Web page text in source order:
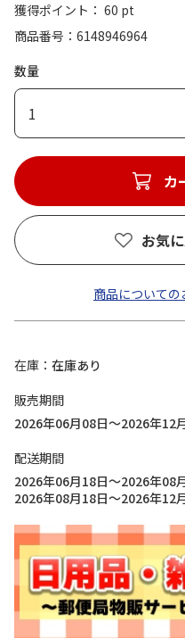
獲得ポイント： 60 pt
商品番号
6148946964
数量
1
カ
お気
商品について
在庫
在庫あり
販売期間
2026年06月08日～2026年12
配送期間
2026年06月18日～2026年08
2026年08月18日～2026年12